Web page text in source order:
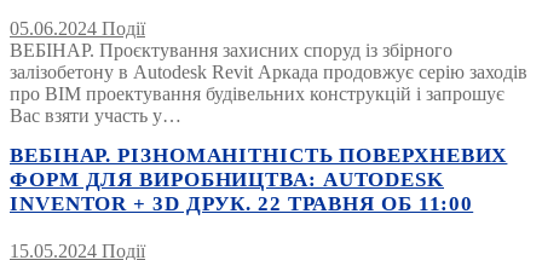
05.06.2024 Події
ВЕБІНАР. Проєктування захисних споруд із збірного
залізобетону в Autodesk Revit Аркада продовжує серію заходів
про BIM проектування будівельних конструкцій і запрошує
Вас взяти участь у…
ВЕБІНАР. РІЗНОМАНІТНІСТЬ ПОВЕРХНЕВИХ
ФОРМ ДЛЯ ВИРОБНИЦТВА: AUTODESK
INVENTOR + 3D ДРУК. 22 ТРАВНЯ ОБ 11:00
15.05.2024 Події